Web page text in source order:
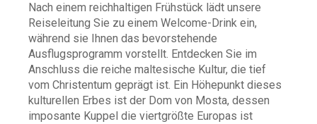
Nach einem reichhaltigen Frühstück lädt unsere
Reiseleitung Sie zu einem Welcome-Drink ein,
während sie Ihnen das bevorstehende
Ausflugsprogramm vorstellt. Entdecken Sie im
Anschluss die reiche maltesische Kultur, die tief
vom Christentum geprägt ist. Ein Höhepunkt dieses
kulturellen Erbes ist der Dom von Mosta, dessen
imposante Kuppel die viertgrößte Europas ist